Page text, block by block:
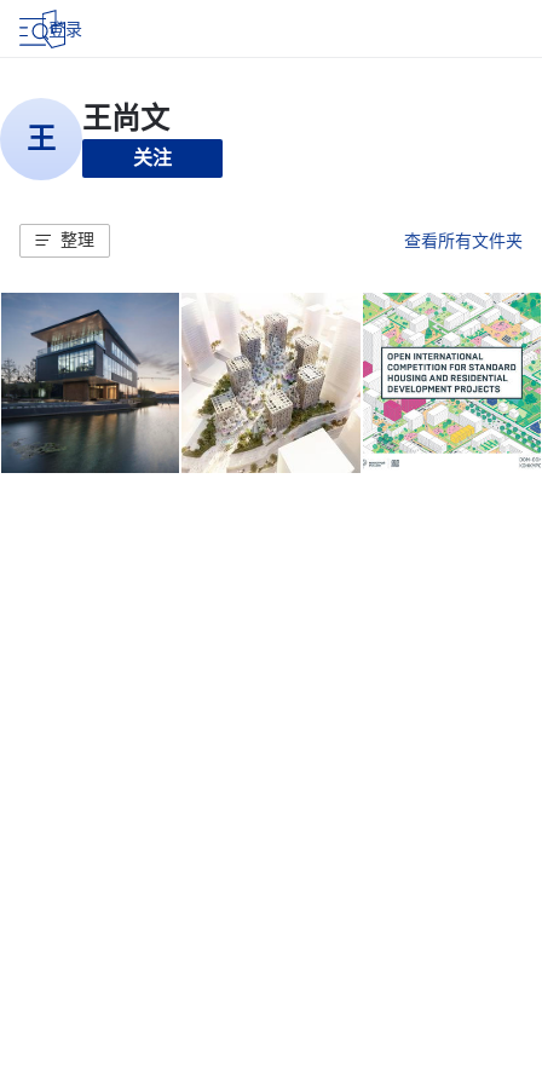
登录
关注
整理 查看所有文件夹